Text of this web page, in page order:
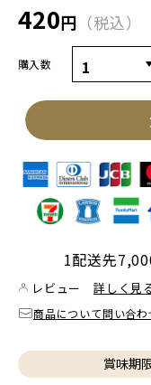
420円 税込
購入数
1配送先
レビュー 詳しく見
商品について問い合わ
賞味期